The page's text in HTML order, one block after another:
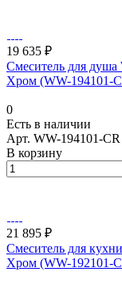
19 635 ₽
Смеситель для
Хром (WW-194101-
0
Есть в наличии
Арт. WW-194101-CR
В корзину
21 895 ₽
Смеситель для
Хром (WW-192101-